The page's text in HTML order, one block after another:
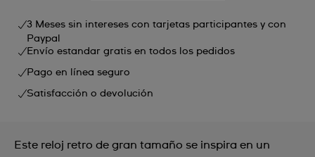
3 Meses sin intereses con tarjetas participantes y con
Paypal
Envío estandar gratis en todos los pedidos
Pago en línea seguro
Satisfacción o devolución
Este reloj retro de gran tamaño se inspira en un